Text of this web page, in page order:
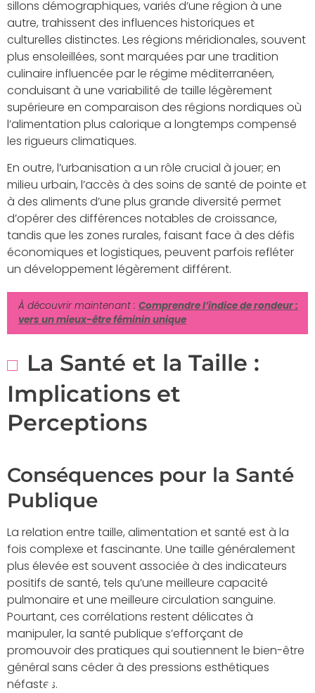
sillons démographiques, variés d’une région à une
autre, trahissent des influences historiques et
culturelles distinctes. Les régions méridionales, souvent
plus ensoleillées, sont marquées par une tradition
culinaire influencée par le régime méditerranéen,
conduisant à une variabilité de taille légèrement
supérieure en comparaison des régions nordiques où
l’alimentation plus calorique a longtemps compensé
les rigueurs climatiques.
En outre, l’urbanisation a un rôle crucial à jouer; en
milieu urbain, l’accès à des soins de santé de pointe et
à des aliments d’une plus grande diversité permet
d’opérer des différences notables de croissance,
tandis que les zones rurales, faisant face à des défis
économiques et logistiques, peuvent parfois refléter
un développement légèrement différent.
À découvrir maintenant : Comprendre l’indice de rondeur :
vers un mieux-être féminin unique
La Santé et la Taille :
Implications et
Perceptions
Conséquences pour la Santé
Publique
La relation entre taille, alimentation et santé est à la
fois complexe et fascinante. Une taille généralement
plus élevée est souvent associée à des indicateurs
positifs de santé, tels qu’une meilleure capacité
pulmonaire et une meilleure circulation sanguine.
Pourtant, ces corrélations restent délicates à
manipuler, la santé publique s’efforçant de
promouvoir des pratiques qui soutiennent le bien-être
général sans céder à des pressions esthétiques
néfastes.